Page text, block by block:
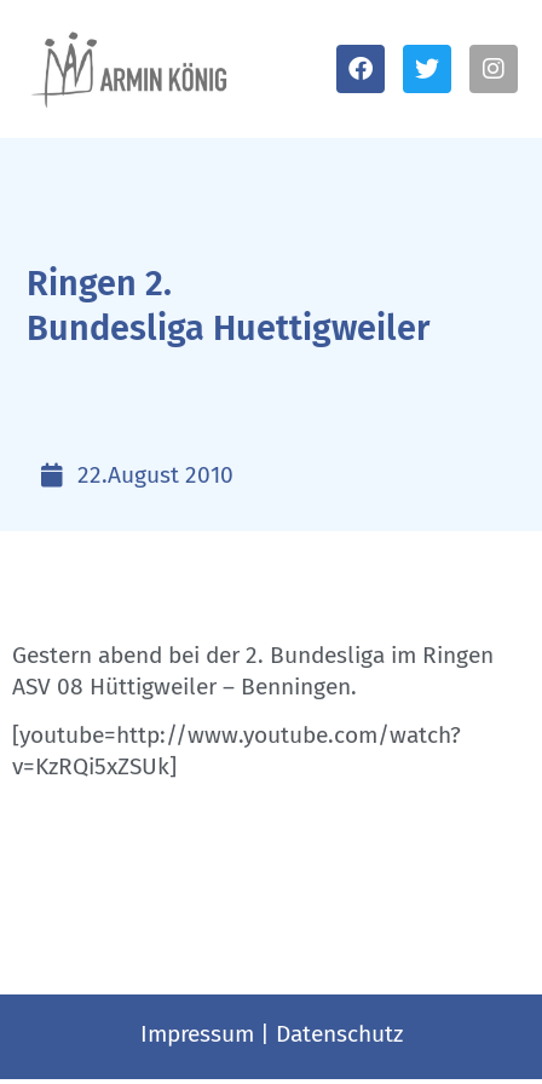
Ringen 2.
Bundesliga Huettigweiler
22.August 2010
Gestern abend bei der 2. Bundesliga im Ringen
ASV 08 Hüttigweiler – Benningen.
[youtube=http://www.youtube.com/watch?
v=KzRQi5xZSUk]
Impressum | Datenschutz